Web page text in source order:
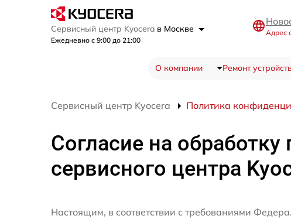
Сервисный центр Kyocera в Москве
Ежедневно с 9:00 до 21:00
Адрес
О компании Ремонт
Сервисный центр Kyocera Политика
Согласие на
сервисного центра
Настоящим, в соответствии с требованиями